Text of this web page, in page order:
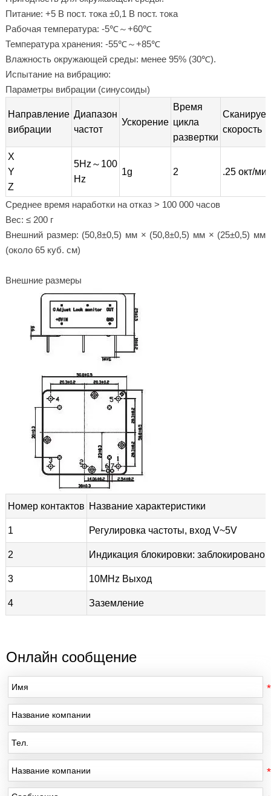
Питание: +5 В пост. тока ±0,1 В пост. тока
Рабочая температура: -5℃～+60℃
Температура хранения: -55℃～+85℃
Влажность окружающей среды: менее 95% (30℃).
Испытание на вибрацию:
Параметры вибрации (синусоиды)
Направление
вибрации
Диапазон
частот
Ускорение
Время
цикла
развертки
скорость
X
Y
Z
5Hz～100
Hz
1g 2 .25 окт/
Среднее время наработки на отказ > 100 000 часов
Вес: ≤ 200 г
Внешний размер: (50,8±0,5) мм × (50,8±0,5) мм × (25±0,5) мм
(около 65 куб. см)
Внешние размеры
Номер контактов Название характеристики
1 Регулировка частоты, вход V~5V
2 Индикация блокировки: заблокировано
3 10MHz Выход
4 Заземление
Онлайн сообщение